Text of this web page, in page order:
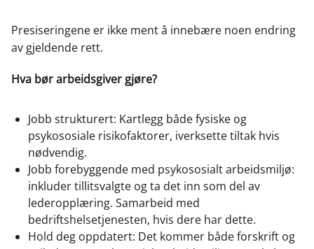
Presiseringene er ikke ment å innebære noen endring
av gjeldende rett.
Hva bør arbeidsgiver gjøre?
Jobb strukturert: Kartlegg både fysiske og
psykososiale risikofaktorer, iverksette tiltak hvis
nødvendig.
Jobb forebyggende med psykososialt arbeidsmiljø:
inkluder tillitsvalgte og ta det inn som del av
lederopplæring. Samarbeid med
bedriftshelsetjenesten, hvis dere har dette.
Hold deg oppdatert: Det kommer både forskrift og